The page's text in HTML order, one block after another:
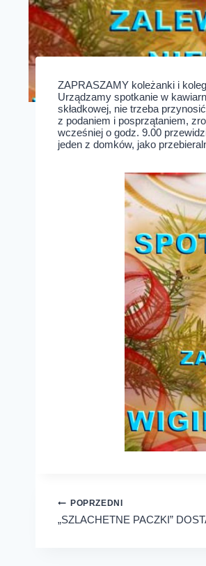
ZAPRASZAMY koleżanki i
Urządzamy spotkanie w
składkowej, nie trzeba
z podaniem i posprzątaniem,
wcześniej o godz. 9.00
jeden z domków, jako
Nawigacja
wpisu
POPRZEDNI
„SZLACHETNE PACZKI”